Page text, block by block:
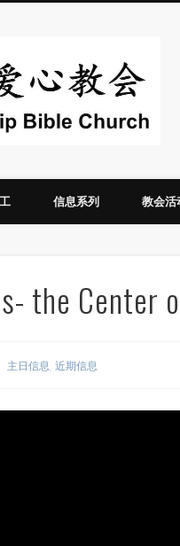
信息系列 教会活
the Center
主日信息, 近期信息